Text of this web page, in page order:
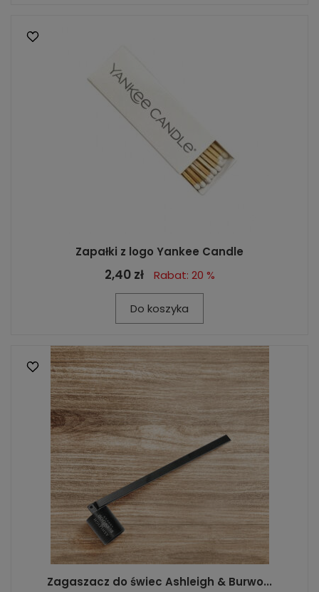
Zapałki z logo Yankee Candle
2,40 zł Rabat: 20 %
Do koszyka
Zagaszacz do świec Ashleigh & Burwo...